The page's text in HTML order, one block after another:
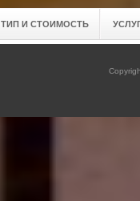
ТИП И СТОИМОСТЬ